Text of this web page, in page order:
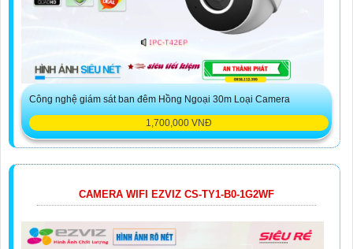
Công nghệ giám sát ban đêm Hồng Ngoại 30m Loại Camera
1,700,000 VNĐ
CAMERA WIFI EZVIZ CS-TY1-B0-1G2WF